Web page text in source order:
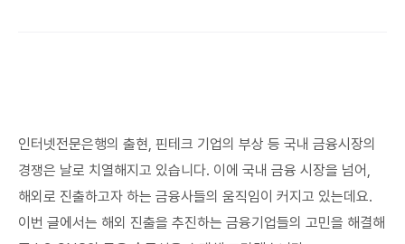
인터넷전문은행의 출현, 핀테크 기업의 부상 등 국내 금융시장의
경쟁은 날로 치열해지고 있습니다. 이에 국내 금융 시장을 넘어,
해외로 진출하고자 하는 금융사들의 움직임이 커지고 있는데요.
이번 글에서는 해외 진출을 추진하는 금융기업들의 고민을 해결해